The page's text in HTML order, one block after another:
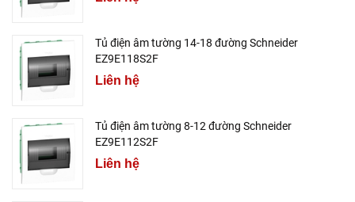
Tủ điện âm tường 14-18 đường Schneider
EZ9E118S2F
Liên hệ
Tủ điện âm tường 8-12 đường Schneider
EZ9E112S2F
Liên hệ